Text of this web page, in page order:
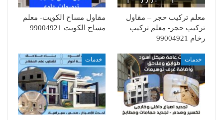
معلم تركيب حجر – مقاول
تركيب حجر- معلم تركيب
رخام 99004921
مقاول مساح الكويت- معلم
مساح الكويت 99004921
خدمات خدمات